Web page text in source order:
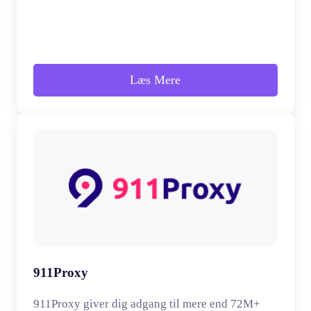
Læs Mere
911Proxy
911Proxy giver dig adgang til mere end 72M+